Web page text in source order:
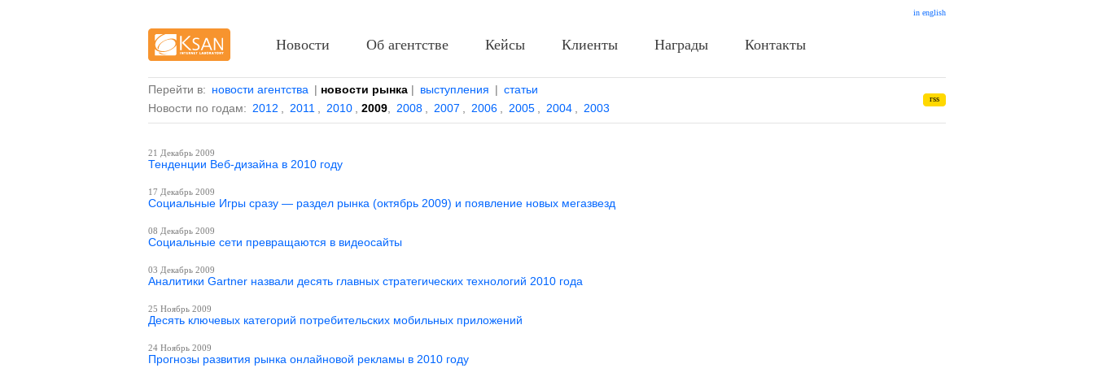
Перейти в: новости агентства | новости рынка | выступления | статьи
Новости по годам: 2012 2011 2010 2009 2008 2007 2006 2005 2004 2003
rss
21 Декабрь 2009
Тенденции Веб-дизайна в 2010 году
17 Декабрь 2009
Социальные Игры сразу — раздел рынка (октябрь 2009) и появление новых мегазвезд
08 Декабрь 2009
Социальные сети превращаются в видеосайты
03 Декабрь 2009
Аналитики Gartner назвали десять главных стратегических технологий 2010 года
25 Ноябрь 2009
Десять ключевых категорий потребительских мобильных приложений
24 Ноябрь 2009
Прогнозы развития рынка онлайновой рекламы в 2010 году
in english
Новости Об агентстве Кейсы Клиенты Награды Контакты